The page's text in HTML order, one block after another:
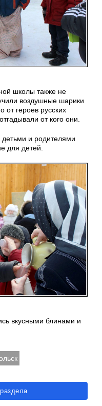
школы также не
воздушные шарики
от героев русских
от кого они.
и родителями
для детей.
вкусными блинами и